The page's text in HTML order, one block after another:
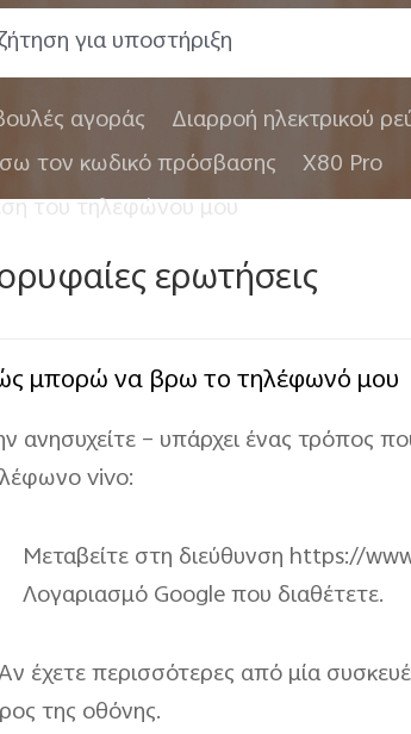
αγοράς
Διαρροή ηλεκτρικού
τον κωδικό πρόσβασης
X80 Pro
του τηλεφώνου μου
ερωτήσεις
μπορώ να βρω το τηλέφωνό μου
ανησυχείτε – υπάρχει ένας τρόπος
vivo:
Μεταβείτε στη διεύθυνση https://
Λογαριασμό Google που διαθέτετε.
έχετε περισσότερες από μία
της οθόνης.